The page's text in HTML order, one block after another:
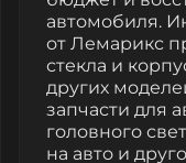
автомобиля.
от Лемарикс
стекла и
других
запчасти для
головного
на авто и